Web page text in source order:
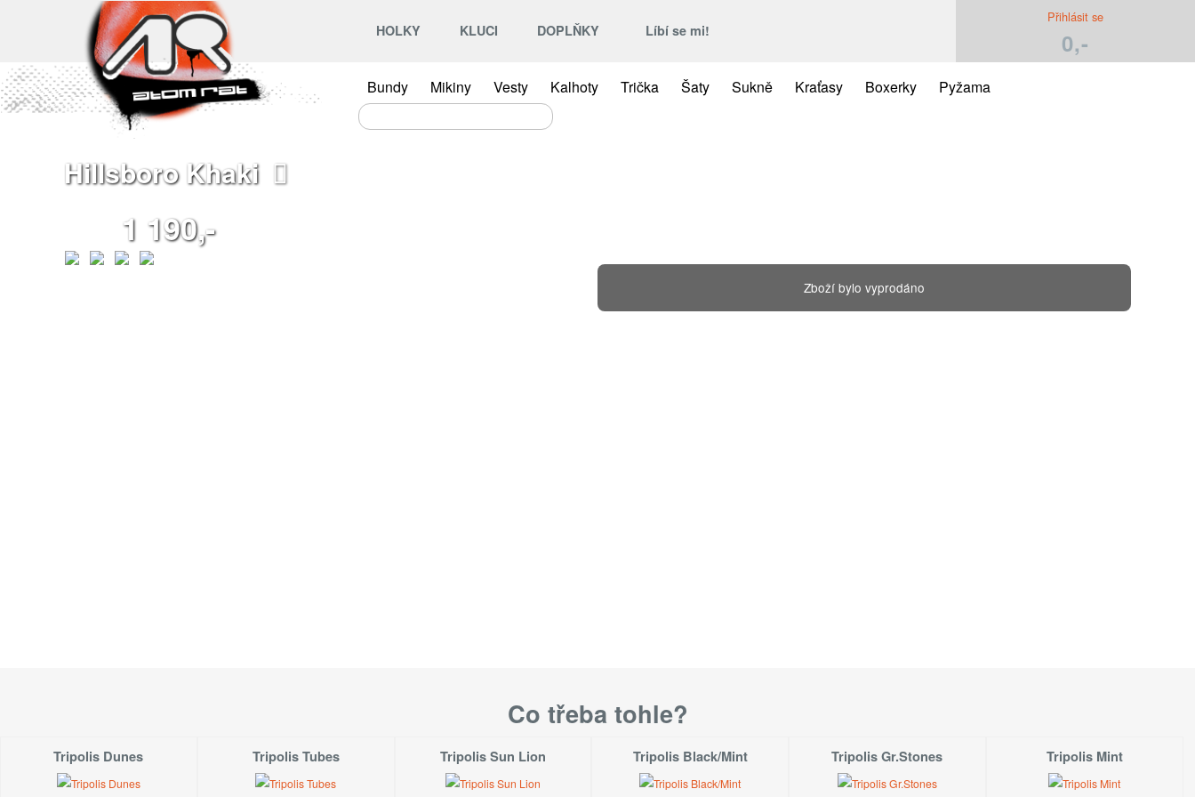
Přihlásit se
0,-
HOLKY KLUCI DOPLŇKY Líbí se mi!
Bundy Mikiny Vesty Kalhoty Trička Šaty Sukně Kraťasy Boxerky Pyžama
Hillsboro Khaki
1 190,-
Zboží bylo vyprodáno
Co třeba tohle?
Tripolis Dunes Tripolis Tubes Tripolis Sun Lion Tripolis Black/Mint Tripolis Gr.Stones Tripolis Mint